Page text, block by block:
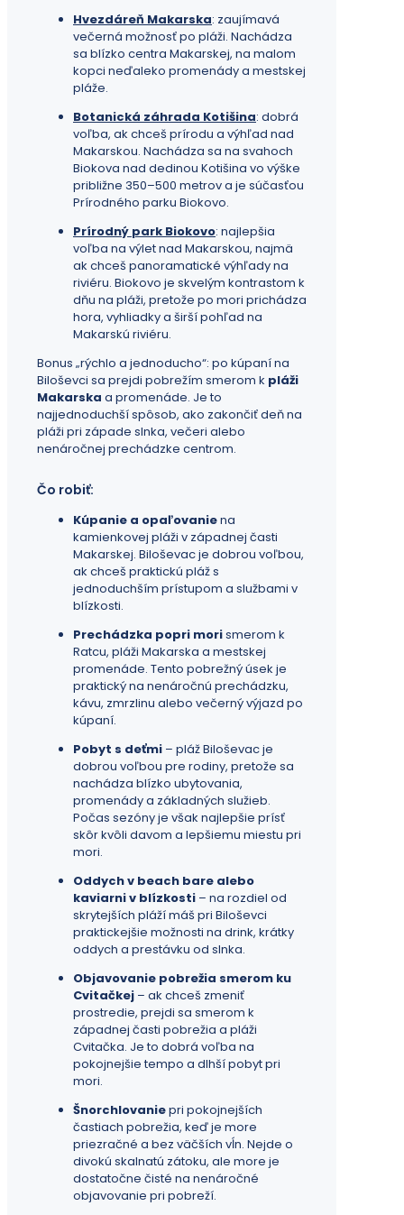
Hvezdáreň Makarska: zaujímavá
večerná možnosť po pláži. Nachádza
sa blízko centra Makarskej, na malom
kopci neďaleko promenády a mestskej
pláže.
Botanická záhrada Kotišina: dobrá
voľba, ak chceš prírodu a výhľad nad
Makarskou. Nachádza sa na svahoch
Biokova nad dedinou Kotišina vo výške
približne 350–500 metrov a je súčasťou
Prírodného parku Biokovo.
Prírodný park Biokovo: najlepšia
voľba na výlet nad Makarskou, najmä
ak chceš panoramatické výhľady na
riviéru. Biokovo je skvelým kontrastom k
dňu na pláži, pretože po mori prichádza
hora, vyhliadky a širší pohľad na
Makarskú riviéru.
Bonus „rýchlo a jednoducho“: po kúpaní na
Biloševci sa prejdi pobrežím smerom k pláži
Makarska a promenáde. Je to
najjednoduchší spôsob, ako zakončiť deň na
pláži pri západe slnka, večeri alebo
nenáročnej prechádzke centrom.
Čo robiť:
Kúpanie a opaľovaniena
kamienkovej pláži v západnej časti
Makarskej. Biloševac je dobrou voľbou,
ak chceš praktickú pláž s
jednoduchším prístupom a službami v
blízkosti.
Prechádzka popri morismerom k
Ratcu, pláži Makarska a mestskej
promenáde. Tento pobrežný úsek je
praktický na nenáročnú prechádzku,
kávu, zmrzlinu alebo večerný výjazd po
kúpaní.
Pobyt s deťmi – pláž Biloševac je
dobrou voľbou pre rodiny, pretože sa
nachádza blízko ubytovania,
promenády a základných služieb.
Počas sezóny je však najlepšie prísť
skôr kvôli davom a lepšiemu miestu pri
mori.
Oddych v beach bare alebo
kaviarni v blízkosti – na rozdiel od
skrytejších pláží máš pri Biloševci
praktickejšie možnosti na drink, krátky
oddych a prestávku od slnka.
Objavovanie pobrežia smerom ku
Cvitačkej – ak chceš zmeniť
prostredie, prejdi sa smerom k
západnej časti pobrežia a pláži
Cvitačka. Je to dobrá voľba na
pokojnejšie tempo a dlhší pobyt pri
mori.
Šnorchlovaniepri pokojnejších
častiach pobrežia, keď je more
priezračné a bez väčších vĺn. Nejde o
divokú skalnatú zátoku, ale more je
dostatočne čisté na nenáročné
objavovanie pri pobreží.